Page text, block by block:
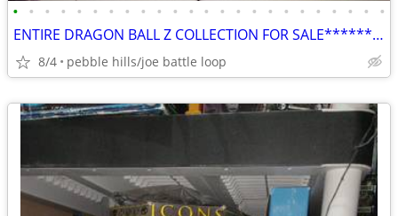
• • • • • • • • • • • • • • • • • • • • • • • •
ENTIRE DRAGON BALL Z COLLECTION FOR SALE*********
8/4 pebble hills/joe battle loop